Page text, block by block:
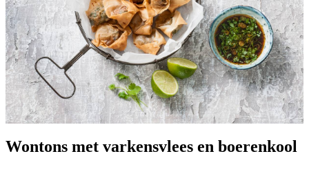
Wontons met varkensvlees en boerenkool